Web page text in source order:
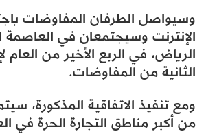
وسيواصل الطرفان المفاوضات
الإنترنت وسيجتمعان في العاصمة
الرياض، في الربع الأخير من العام
الثانية من المفاوضات.
ومع تنفيذ الاتفاقية المذكورة،
من أكبر مناطق التجارة الحرة في